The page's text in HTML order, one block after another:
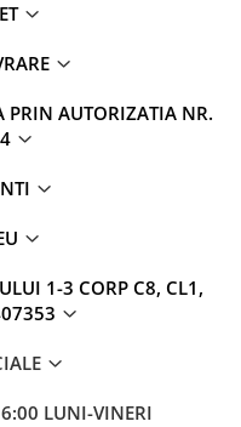
PRIN AUTORIZATIA NR.
1-3 CORP C8, CL1,
LUNI-VINERI